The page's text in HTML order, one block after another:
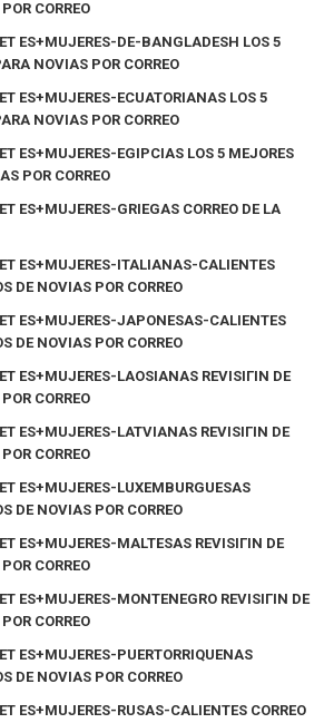
CORREO
ES+MUJERES-DE-BANGLADESH LOS 5
NOVIAS POR CORREO
ES+MUJERES-ECUATORIANAS LOS 5
NOVIAS POR CORREO
ES+MUJERES-EGIPCIAS LOS 5 MEJORES
POR CORREO
ES+MUJERES-GRIEGAS CORREO DE LA
ES+MUJERES-ITALIANAS-CALIENTES
DE NOVIAS POR CORREO
ES+MUJERES-JAPONESAS-CALIENTES
DE NOVIAS POR CORREO
ES+MUJERES-LAOSIANAS REVISIГІN DE
CORREO
ES+MUJERES-LATVIANAS REVISIГІN DE
CORREO
ES+MUJERES-LUXEMBURGUESAS
DE NOVIAS POR CORREO
ES+MUJERES-MALTESAS REVISIГІN DE
CORREO
ES+MUJERES-MONTENEGRO REVISIГІN DE
CORREO
ES+MUJERES-PUERTORRIQUENAS
DE NOVIAS POR CORREO
ES+MUJERES-RUSAS-CALIENTES CORREO